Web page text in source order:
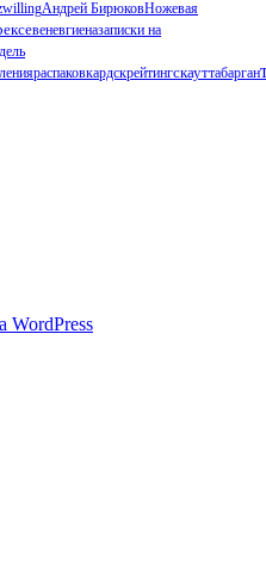
Андрей БирюковНожевая
веневгиеназаписки на
распаковкардскрейтингскауттабарган
WordPress